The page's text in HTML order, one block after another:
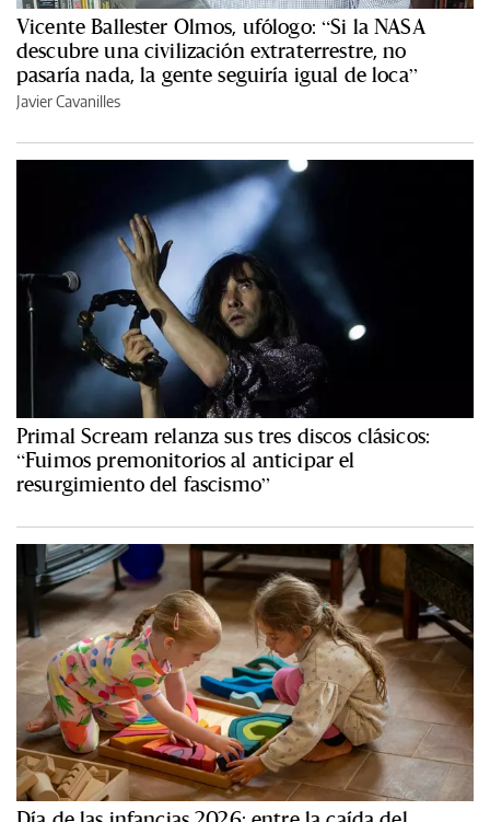
Vicente Ballester Olmos, ufólogo: “Si la NASA
descubre una civilización extraterrestre, no
pasaría nada, la gente seguiría igual de loca”
Javier Cavanilles
Primal Scream relanza sus tres discos clásicos:
“Fuimos premonitorios al anticipar el
resurgimiento del fascismo”